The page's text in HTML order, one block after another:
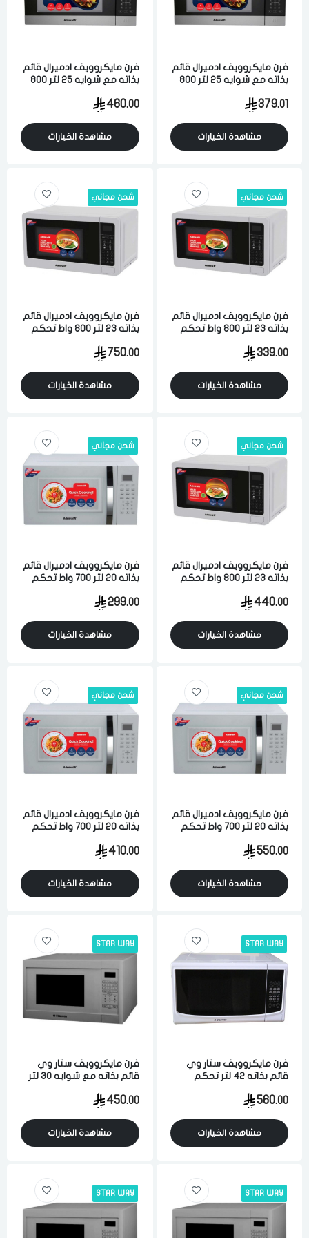
فرن مايكروويف ادميرال قائم
بذاته مع شوايه 25 لتر 800
379.01
مشاهدة الخيارات
فرن مايكروويف ادميرال قائم
بذاته مع شوايه 25 لتر 800
460.00
مشاهدة الخيارات
شحن مجاني
فرن مايكروويف ادميرال قائم
بذاته 23 لتر 800 واط تحكم
339.00
مشاهدة الخيارات
شحن مجاني
فرن مايكروويف ادميرال قائم
بذاته 23 لتر 800 واط تحكم
750.00
مشاهدة الخيارات
شحن مجاني
فرن مايكروويف ادميرال قائم
بذاته 23 لتر 800 واط تحكم
440.00
مشاهدة الخيارات
شحن مجاني
فرن مايكروويف ادميرال قائم
بذاته 20 لتر 700 واط تحكم
299.00
مشاهدة الخيارات
شحن مجاني
فرن مايكروويف ادميرال قائم
بذاته 20 لتر 700 واط تحكم
550.00
مشاهدة الخيارات
شحن مجاني
فرن مايكروويف ادميرال قائم
بذاته 20 لتر 700 واط تحكم
410.00
مشاهدة الخيارات
STAR WAY
فرن مايكروويف ستار وي
قائم بذاته 42 لتر تحكم
560.00
مشاهدة الخيارات
STAR WAY
فرن مايكروويف ستار وي
قائم بذاته مع شوايه 30 لتر
فضي
450.00
مشاهدة الخيارات
STAR WAY
STAR WAY
تذكرنى
الشروط والاحكام
اختر المدينة
اختر المدينة
فى حالة تغيير المدينة قد تفقد بعض او كل المنتجات التي تم اضافتها
للسلة مؤخرا